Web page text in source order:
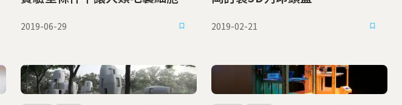
2019-06-29 2019-02-21